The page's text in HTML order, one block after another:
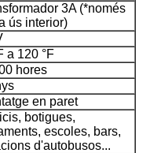
3A (*només
ús interior)
a 120 °F
hores
en paret
botigues,
escoles, bars,
d'autobusos...